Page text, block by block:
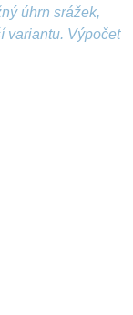
úhrn srážek,
variantu. Výpočet